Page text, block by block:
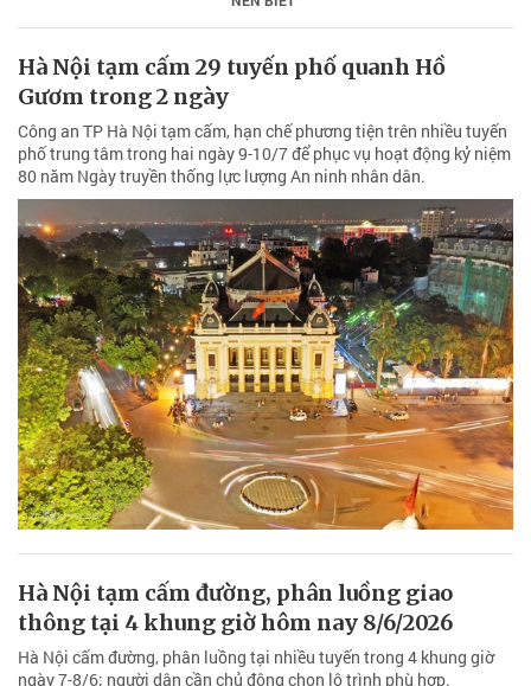
Hà Nội tạm cấm 29 tuyến phố quanh Hồ
Gươm trong 2 ngày
Công an TP Hà Nội tạm cấm, hạn chế phương tiện trên nhiều tuyến
phố trung tâm trong hai ngày 9-10/7 để phục vụ hoạt động kỷ niệm
80 năm Ngày truyền thống lực lượng An ninh nhân dân.
Hà Nội tạm cấm đường, phân luồng giao
thông tại 4 khung giờ hôm nay 8/6/2026
Hà Nội cấm đường, phân luồng tại nhiều tuyến trong 4 khung giờ
ngày 7-8/6; người dân cần chủ động chọn lộ trình phù hợp.